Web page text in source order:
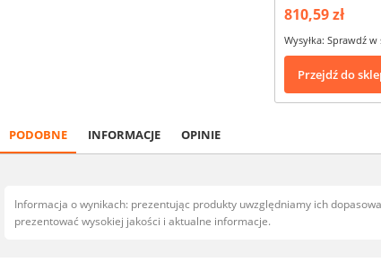
810,59 zł
Wysyłka: Sprawdź
Przejdź do
PODOBNE INFORMACJE OPINIE
Informacja o wynikach: prezentując produkty uwzględniamy ich
prezentować wysokiej jakości i aktualne informacje.